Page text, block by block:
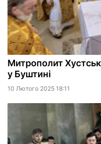
Митрополит
у Буштині
10 Лютого 2025 18:11